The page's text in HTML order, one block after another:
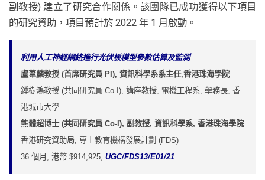
副教授) 建立了研究合作關係。該團隊已成功獲得以下項目
的研究資助，項目預計於 2022 年 1 月啟動。
利用人工神經網絡進行光伏板模型參數估算及監測
盧葦麟教授 (首席研究員 PI), 資訊科學系系主任,香港珠海學院
鍾樹鴻教授 (共同研究員 Co-I), 講座教授, 電機工程系, 學務長, 香
港城市大學
熊體超博士 (共同研究員 Co-I), 副教授, 資訊科學系, 香港珠海學院
香港研究資助局, 專上教育機構發展計劃 (FDS)
36 個月, 港幣 $914,925, UGC/FDS13/E01/21